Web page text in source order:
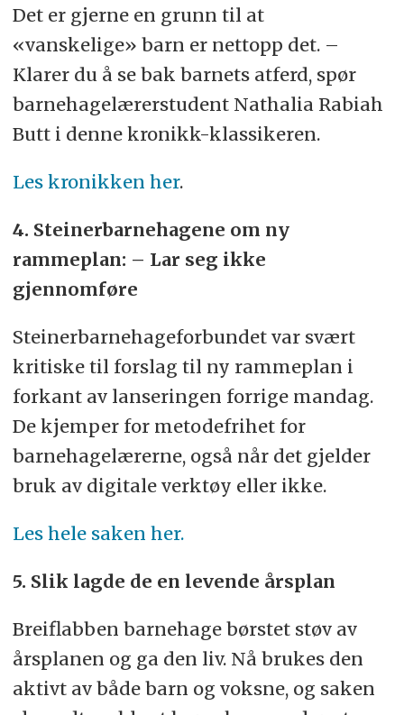
Det er gjerne en grunn til at
«vanskelige» barn er nettopp det. –
Klarer du å se bak barnets atferd, spør
barnehagelærerstudent Nathalia Rabiah
Butt i denne kronikk-klassikeren.
Les kronikken her.
4. Steinerbarnehagene om ny
rammeplan: – Lar seg ikke
gjennomføre
Steinerbarnehageforbundet var svært
kritiske til forslag til ny rammeplan i
forkant av lanseringen forrige mandag.
De kjemper for metodefrihet for
barnehagelærerne, også når det gjelder
bruk av digitale verktøy eller ikke.
Les hele saken her.
5. Slik lagde de en levende årsplan
Breiflabben barnehage børstet støv av
årsplanen og ga den liv. Nå brukes den
aktivt av både barn og voksne, og saken